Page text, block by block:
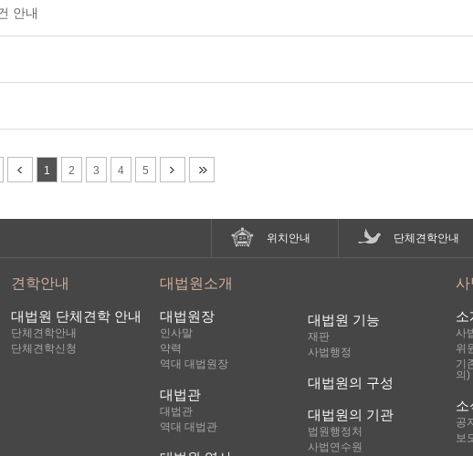
안내
1 2 3 4 5
위치안내 단체견학안내
견학안내
대법원 단체견학 안내
단체견학안내
단체견학신청
대법원소개
대법원장
인사말
약력
역대 대법원장
대법관
대법관
역대 대법관
대법원 기능
재판
사법행정
대법원의 구성
대법원의 기관
법원행정처
사법연수원
소
사
위
기
의)
소
공
보